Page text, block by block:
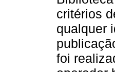
critérios
qualquer
foi